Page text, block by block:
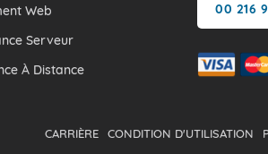
Web
Serveur
À Distance
00 216
CONDITION D'UTILISATION
CARRIÈRE